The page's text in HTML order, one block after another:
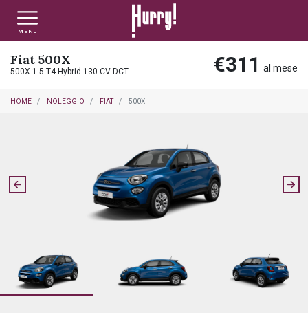
MENU
Fiat 500X
500X 1.5 T4 Hybrid 130 CV DCT €311 al mese
HOME NOLEGGIO FIAT 500X
NLT PRIVATI
NLT USATO PRIVATI
NLT NUOVO
VALUTA E VENDI